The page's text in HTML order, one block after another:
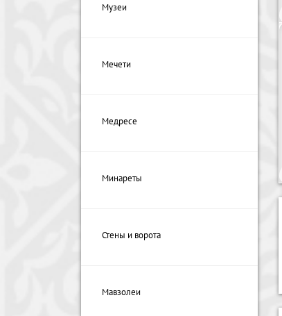
Музеи
Мечети
Медресе
Минареты
Стены и ворота
Мавзолеи